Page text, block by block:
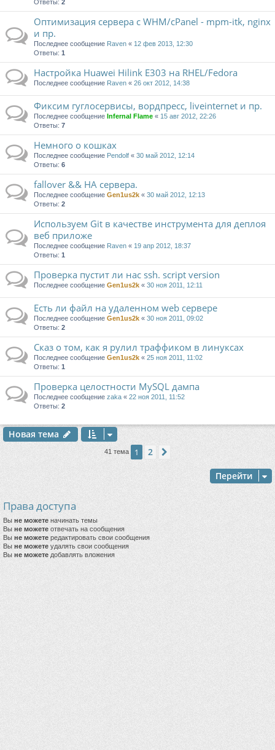
Ответы: 2
Оптимизация сервера с WHM/cPanel - mpm-itk, nginx
и пр.
Последнее сообщение Raven « 12 фев 2013, 12:30
Ответы: 1
Настройка Huawei Hilink E303 на RHEL/Fedora
Последнее сообщение Raven « 26 окт 2012, 14:38
Фиксим гуглосервисы, вордпресс, liveinternet и пр.
Последнее сообщение Infernal Flame « 15 авг 2012, 22:26
Ответы: 7
Немного о кошках
Последнее сообщение Pendolf « 30 май 2012, 12:14
Ответы: 6
fallover && HA сервера.
Последнее сообщение Gen1us2k « 30 май 2012, 12:13
Ответы: 2
Используем Git в качестве инструмента для деплоя
веб приложе
Последнее сообщение Raven « 19 апр 2012, 18:37
Ответы: 1
Проверка пустит ли нас ssh. script version
Последнее сообщение Gen1us2k « 30 ноя 2011, 12:11
Есть ли файл на удаленном web сервере
Последнее сообщение Gen1us2k « 30 ноя 2011, 09:02
Ответы: 2
Сказ о том, как я рулил траффиком в линуксах
Последнее сообщение Gen1us2k « 25 ноя 2011, 11:02
Ответы: 1
Проверка целостности MySQL дампа
Последнее сообщение zaka « 22 ноя 2011, 11:52
Ответы: 2
Новая тема
41 тема 1 2
Перейти
Права доступа
Вы не можете начинать темы
Вы не можете отвечать на сообщения
Вы не можете редактировать свои сообщения
Вы не можете удалять свои сообщения
Вы не можете добавлять вложения